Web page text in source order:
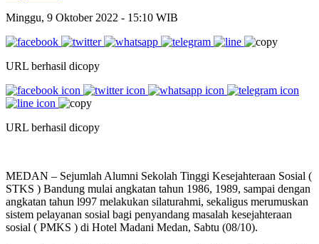
Minggu, 9 Oktober 2022 - 15:10 WIB
URL berhasil dicopy
URL berhasil dicopy
MEDAN – Sejumlah Alumni Sekolah Tinggi Kesejahteraan Sosial (
STKS ) Bandung mulai angkatan tahun 1986, 1989, sampai dengan
angkatan tahun l997 melakukan silaturahmi, sekaligus merumuskan
sistem pelayanan sosial bagi penyandang masalah kesejahteraan
sosial ( PMKS ) di Hotel Madani Medan, Sabtu (08/10).